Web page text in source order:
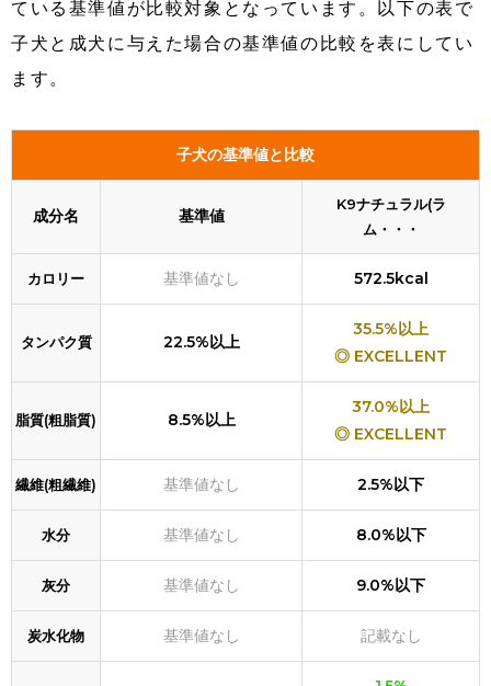
ている基準値が比較対象となっています。以下の表で
子犬と成犬に与えた場合の基準値の比較を表にしてい
ます。
子犬の基準値と比較
成分名 基準値
K9ナチュラル(ラ
ム・・・
カロリー 基準値なし 572.5kcal
タンパク質 22.5%以上
35.5%以上
◎ EXCELLENT
脂質(粗脂質) 8.5%以上
37.0%以上
◎ EXCELLENT
繊維(粗繊維) 基準値なし 2.5%以下
水分 基準値なし 8.0%以下
灰分 基準値なし 9.0%以下
炭水化物 基準値なし 記載なし